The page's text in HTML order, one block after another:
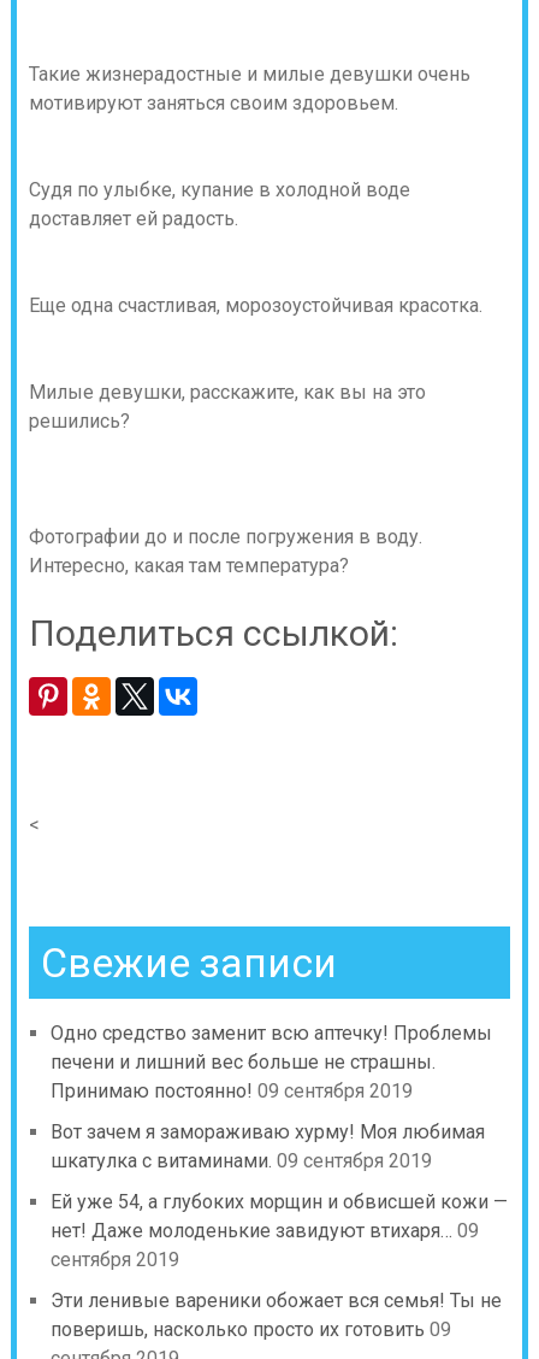
Такие жизнерадостные и милые девушки очень
мотивируют заняться своим здоровьем.
Судя по улыбке, купание в холодной воде
доставляет ей радость.
Еще одна счастливая, морозоустойчивая красотка.
Милые девушки, расскажите, как вы на это
решились?
Фотографии до и после погружения в воду.
Интересно, какая там температура?
Поделиться ссылкой:
<
Свежие записи
Одно средство заменит всю аптечку! Проблемы
печени и лишний вес больше не страшны.
Принимаю постоянно! 09 сентября 2019
Вот зачем я замораживаю хурму! Моя любимая
шкатулка с витаминами. 09 сентября 2019
Ей уже 54, а глубоких морщин и обвисшей кожи —
нет! Даже молоденькие завидуют втихаря… 09
сентября 2019
Эти ленивые вареники обожает вся семья! Ты не
поверишь, насколько просто их готовить 09